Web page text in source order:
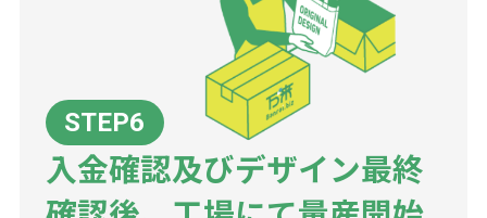
入金確認及びデザイン最終